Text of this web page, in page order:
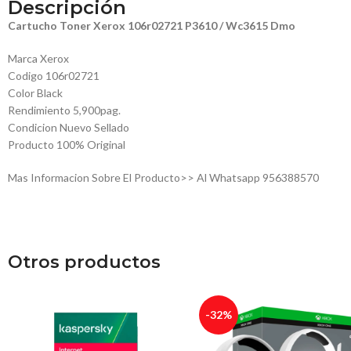
Descripción
Cartucho Toner Xerox 106r02721 P3610 / Wc3615 Dmo
Marca Xerox
Codigo 106r02721
Color Black
Rendimiento 5,900pag.
Condicion Nuevo Sellado
Producto 100% Original
Mas Informacion Sobre El Producto>> Al Whatsapp 956388570
Otros productos
-32%